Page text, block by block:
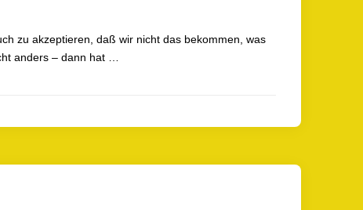
zu akzeptieren, daß wir nicht das bekommen, was
anders – dann hat …